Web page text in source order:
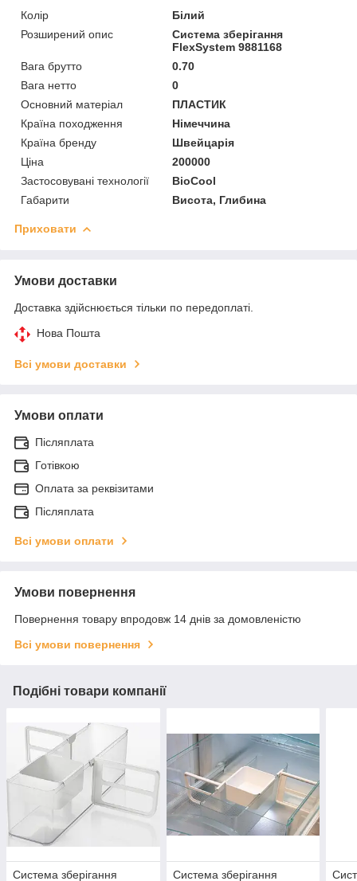
Колір
Білий
Розширений опис
Система зберігання
FlexSystem 9881168
Вага брутто
0.70
Вага нетто
0
Основний матеріал
ПЛАСТИК
Країна походження
Німеччина
Країна бренду
Швейцарія
Ціна
200000
Застосовувані технології
BioCool
Габарити
Висота, Глибина
Приховати
Умови доставки
Доставка здійснюється тільки по передоплаті.
Нова Пошта
Всі умови доставки
Умови оплати
Післяплата
Готівкою
Оплата за реквізитами
Післяплата
Всі умови оплати
Умови повернення
Повернення товару впродовж 14 днів за домовленістю
Всі умови повернення
Подібні товари компанії
Система зберігання
Система зберігання